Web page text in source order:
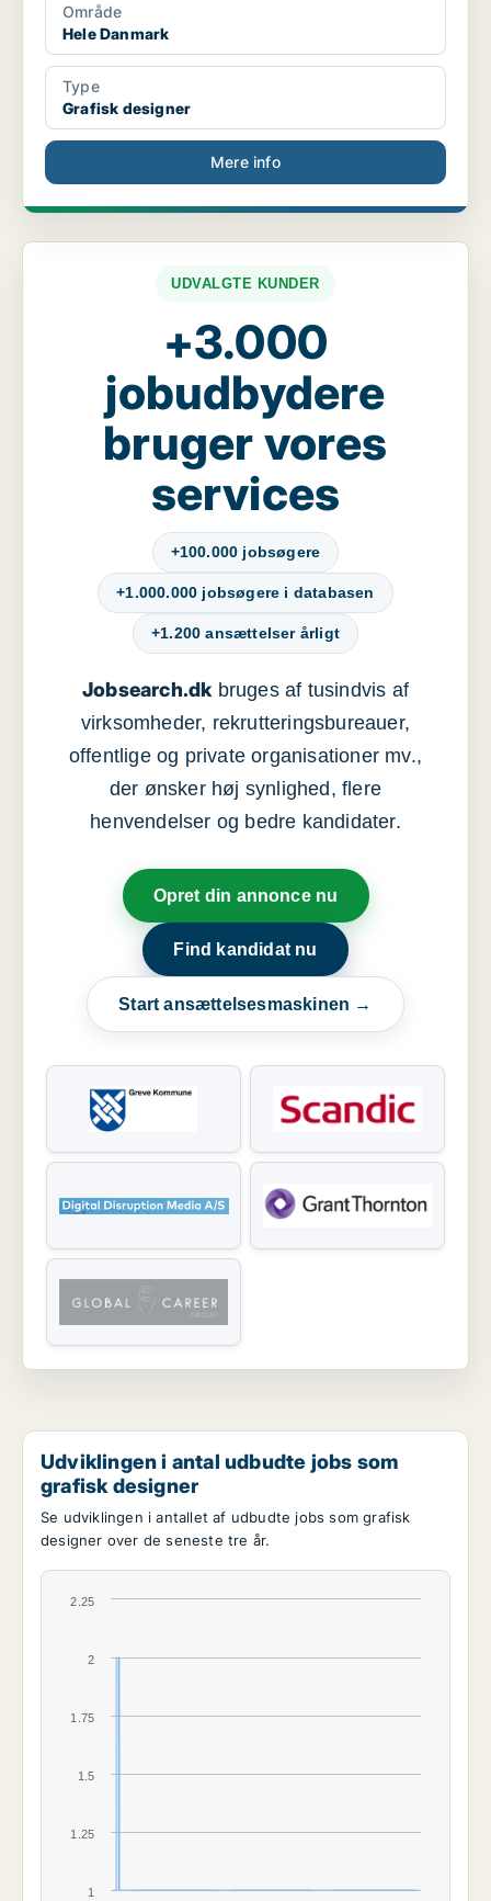
Område
Hele Danmark
Type
Grafisk designer
Mere info
UDVALGTE KUNDER
+3.000
jobudbydere
bruger vores
services
+100.000 jobsøgere
+1.000.000 jobsøgere i databasen
+1.200 ansættelser årligt
Jobsearch.dkbruges af tusindvis af
virksomheder, rekrutteringsbureauer,
offentlige og private organisationer mv.,
der ønsker høj synlighed, flere
henvendelser og bedre kandidater.
Opret din annonce nu
Find kandidat nu
Start ansættelsesmaskinen →
Udviklingen i antal udbudte jobs som
grafisk designer
Se udviklingen i antallet af udbudte jobs som grafisk
designer over de seneste tre år.
1
2
1.25
1.5
1.75
2.25